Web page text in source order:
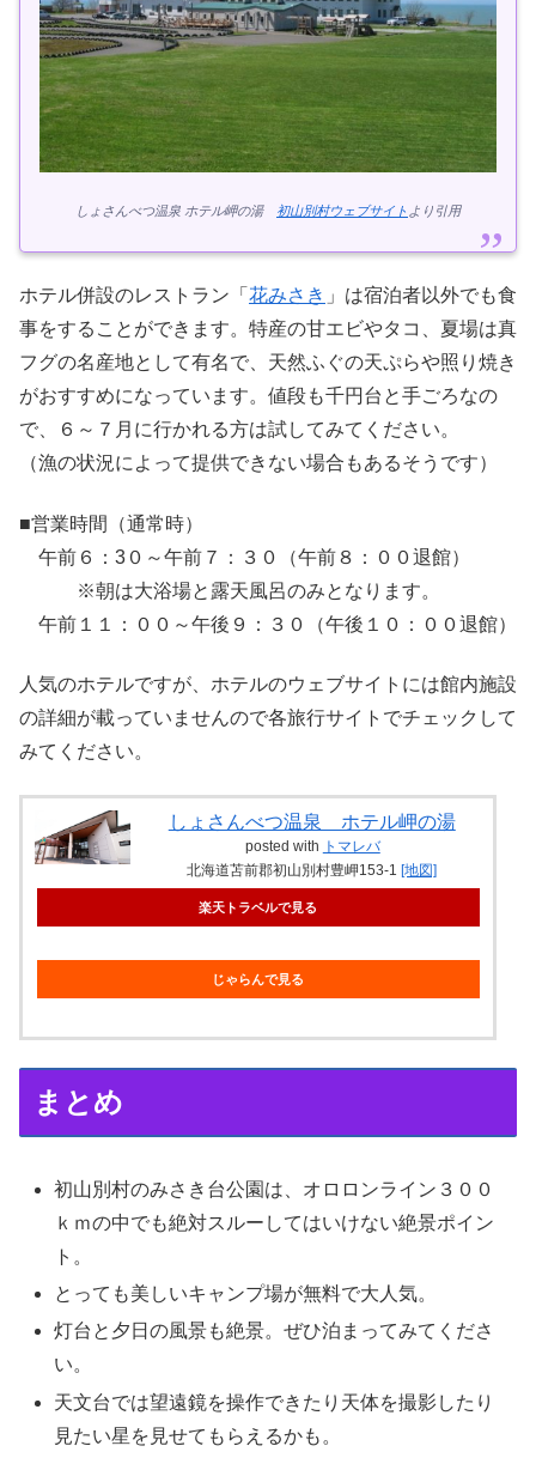
しょさんべつ温泉 ホテル岬の湯 初山別村ウェブサイト より引用
ホテル併設のレストラン「 花みさき 」は宿泊者以外でも食
事をすることができます。特産の甘エビやタコ、夏場は真
フグの名産地として有名で、天然ふぐの天ぷらや照り焼き
がおすすめになっています。値段も千円台と手ごろなの
で、６～７月に行かれる方は試してみてください。
（漁の状況によって提供できない場合もあるそうです）
■営業時間（通常時）
午前６：3０～午前７：３０（午前８：００退館）
※朝は大浴場と露天風呂のみとなります。
午前１１：００～午後９：３０（午後１０：００退館）
人気のホテルですが、ホテルのウェブサイトには館内施設
の詳細が載っていませんので各旅行サイトでチェックして
みてください。
しょさんべつ温泉 ホテル岬の湯
posted with トマレバ
北海道苫前郡初山別村豊岬153-1 [地図]
楽天トラベルで見る
じゃらんで見る
まとめ
初山別村のみさき台公園は、オロロンライン３００
ｋｍの中でも絶対スルーしてはいけない絶景ポイン
ト。
とっても美しいキャンプ場が無料で大人気。
灯台と夕日の風景も絶景。ぜひ泊まってみてくださ
い。
天文台では望遠鏡を操作できたり天体を撮影したり
見たい星を見せてもらえるかも。